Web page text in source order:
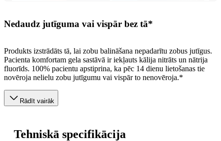
Nedaudz jutīguma vai vispār bez tā*
Produkts izstrādāts tā, lai zobu balināšana nepadarītu zobus jutīgus.
Pacienta komfortam gela sastāvā ir iekļauts kālija nitrāts un nātrija
fluorīds. 100% pacientu apstiprina, ka pēc 14 dienu lietošanas tie
novēroja nelielu zobu jutīgumu vai vispār to nenovēroja.*
Rādīt vairāk
Tehniskā specifikācija